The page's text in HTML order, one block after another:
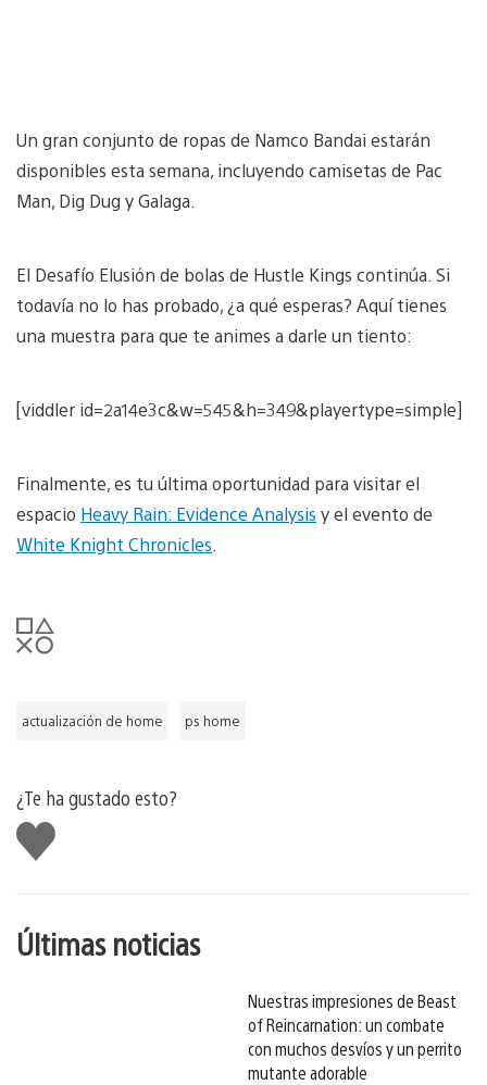
Un gran conjunto de ropas de Namco Bandai estarán
disponibles esta semana, incluyendo camisetas de Pac
Man, Dig Dug y Galaga.
El Desafío Elusión de bolas de Hustle Kings continúa. Si
todavía no lo has probado, ¿a qué esperas? Aquí tienes
una muestra para que te animes a darle un tiento:
[viddler id=2a14e3c&w=545&h=349&playertype=simple]
Finalmente, es tu última oportunidad para visitar el
espacio Heavy Rain: Evidence Analysis y el evento de
White Knight Chronicles
actualización de home ps home
¿Te ha gustado esto?
Me
gusta
Últimas noticias
Nuestras impresiones de Beast
of Reincarnation: un combate
con muchos desvíos y un perrito
mutante adorable